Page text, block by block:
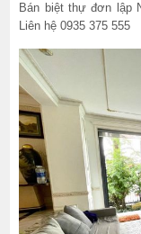
Bán biệt thự đơn lập
Liên hệ 0935 375 555